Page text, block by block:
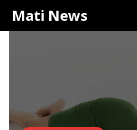
Mati News